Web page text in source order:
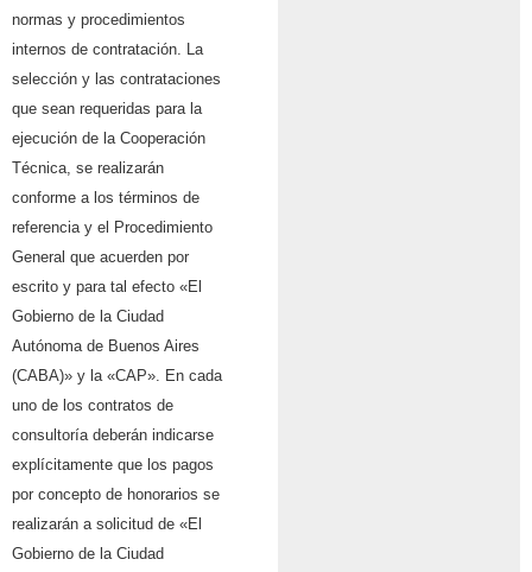
normas y procedimientos
internos de contratación. La
selección y las contrataciones
que sean requeridas para la
ejecución de la Cooperación
Técnica, se realizarán
conforme a los términos de
referencia y el Procedimiento
General que acuerden por
escrito y para tal efecto «El
Gobierno de la Ciudad
Autónoma de Buenos Aires
(CABA)» y la «CAP». En cada
uno de los contratos de
consultoría deberán indicarse
explícitamente que los pagos
por concepto de honorarios se
realizarán a solicitud de «El
Gobierno de la Ciudad